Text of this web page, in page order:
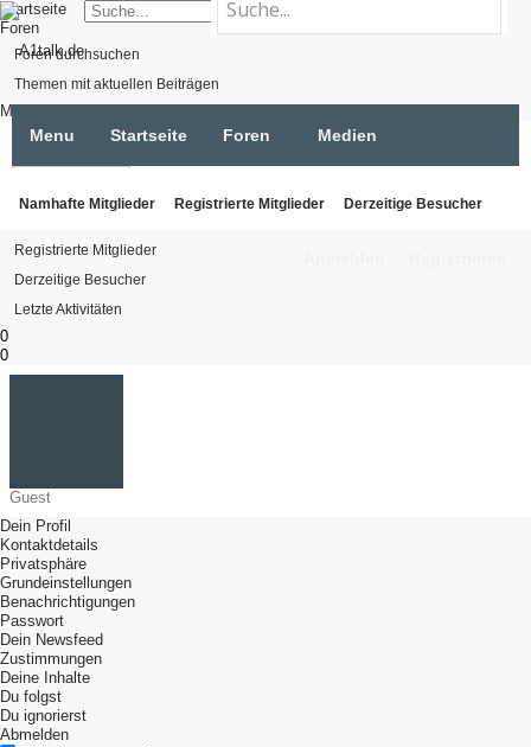
Startseite
Foren
Foren durchsuchen
Themen mit aktuellen Beiträgen
Medien
Medien suchen
Neue Medien
Mitglieder
Registrierte Mitglieder
Derzeitige Besucher
Letzte Aktivitäten
0
0
Guest
Dein Profil
Kontaktdetails
Privatsphäre
Grundeinstellungen
Benachrichtigungen
Passwort
Dein Newsfeed
Zustimmungen
Deine Inhalte
Du folgst
Du ignorierst
Abmelden
Menu Startseite Foren Medien
Mitglieder
Namhafte Mitglieder Registrierte Mitglieder Derzeitige Besucher
Letzte Aktivitäten